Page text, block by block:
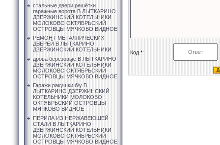
стальные двери решётки
гаражные ворота В ЛЫТКАРИНО
ДЗЕРЖИНСКИЙ КОТЕЛЬНИКИ
МОЛОКОВО ОКТЯБРЬСКИЙ
ОСТРОВЦЫ МЯЧКОВО ВИДНОЕ
РЕМОНТ МЕТАЛЛИЧЕСКИХ
ДВЕРЕЙ В ЛЫТКАРИНО
ДЗЕРЖИНСКИЙ КОТЕЛЬНИКИ
дрова берёзовые В ЛЫТКАРИНО
ДЗЕРЖИНСКИЙ КОТЕЛЬНИКИ
МОЛОКОВО ОКТЯБРЬСКИЙ
ОСТРОВЦЫ МЯЧКОВО ВИДНОЕ
Гаражи ракушки б/у В
ЛЫТКАРИНО ДЗЕРЖИНСКИЙ
КОТЕЛЬНИКИ МОЛОКОВО
ОКТЯБРЬСКИЙ ОСТРОВЦЫ
МЯЧКОВО ВИДНОЕ
ПЕРИЛА ИЗ НЕРЖАВЕЮЩЕЙ
СТАЛИ В ЛЫТКАРИНО
ДЗЕРЖИНСКИЙ КОТЕЛЬНИКИ
МОЛОКОВО ОКТЯБРЬСКИЙ
ОСТРОВЦЫ МЯЧКОВО ВИДНОЕ
Код *: